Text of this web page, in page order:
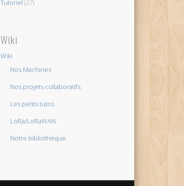
Tutoriel (27)
Wiki
Wiki
Nos Machines
Nos projets collaboratifs
Les petits tutos
LoRa/LoRaWAN
Notre bibliothèque